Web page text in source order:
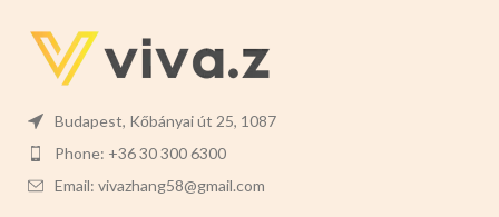
Budapest, Kőbányai út 25, 1087
Phone: +36 30 300 6300
Email: vivazhang58@gmail.com